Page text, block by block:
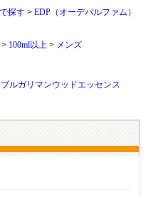
探す
EDP（オーデパルファム）
100ml以上
メンズ
ブルガリマンウッドエッセンス